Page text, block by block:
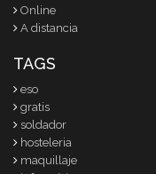
Online
A distancia
TAGS
eso
gratis
soldador
hosteleria
maquillaje